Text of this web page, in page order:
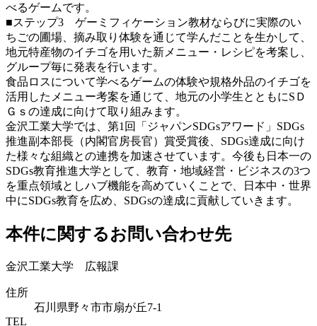
べるゲームです。
■ステップ3 ゲーミフィケーション教材ならびに実際のい
ちごの圃場、摘み取り体験を通じて学んだことを生かして、
地元特産物のイチゴを用いた新メニュー・レシピを考案し、
グループ毎に発表を行います。
食品ロスについて学べるゲームの体験や規格外品のイチゴを
活用したメニュー考案を通じて、地元の小学生とともにSＤ
Ｇｓの達成に向けて取り組みます。
金沢工業大学では、第1回「ジャパンSDGsアワード」SDGs
推進副本部長（内閣官房長官）賞受賞後、SDGs達成に向け
た様々な組織との連携を加速させています。今後も日本一の
SDGs教育推進大学として、教育・地域経営・ビジネスの3つ
を重点領域としハブ機能を高めていくことで、日本中・世界
中にSDGs教育を広め、SDGsの達成に貢献していきます。
本件に関するお問い合わせ先
金沢工業大学 広報課
住所
石川県野々市市扇が丘7-1
TEL